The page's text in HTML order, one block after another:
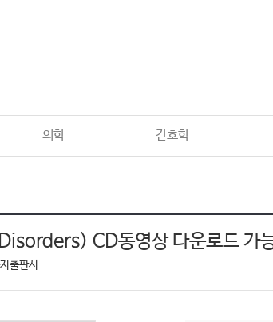
의학 간호학
CD동영상 다운로드 가
출판사